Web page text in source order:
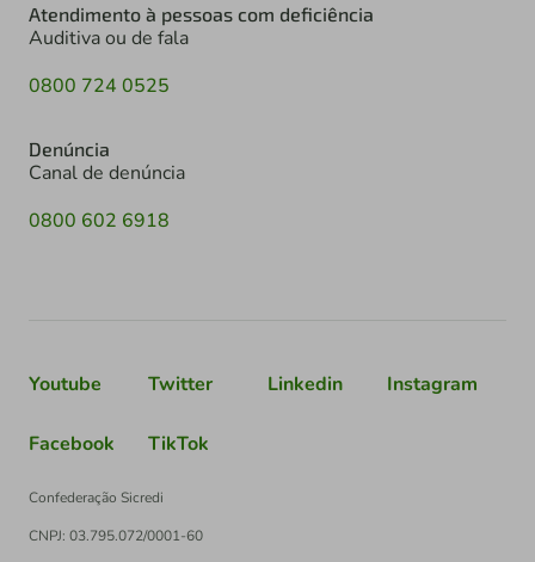
Atendimento à pessoas com deficiência
Auditiva ou de fala
0800 724 0525
Denúncia
Canal de denúncia
0800 602 6918
Youtube Twitter Linkedin Instagram
Facebook TikTok
Confederação Sicredi
CNPJ: 03.795.072/0001-60